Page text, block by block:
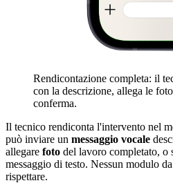
Rendicontazione completa: il
con la descrizione, allega le
conferma.
Il tecnico rendiconta l'intervento nel
può inviare un messaggio vocale
allegare foto del lavoro completato, o
messaggio di testo. Nessun modulo
rispettare.